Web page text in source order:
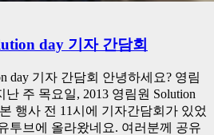
day 기자 간담회
day 기자 간담회 안녕하세요? 영림
주 목요일, 2013 영림원 Solution
행사 전 11시에 기자간담회가 있었
투브에 올라왔네요. 여러분께 공유